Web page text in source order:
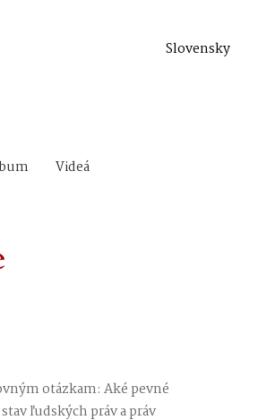
Slovensky
Videá
otázkam: Aké pevné
ľudských práv a práv